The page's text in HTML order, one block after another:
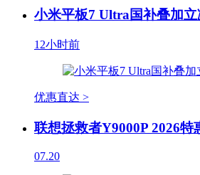
小米平板7 Ultra国补叠加立
12小时前
优惠直达 >
联想拯救者Y9000P 2026特
07.20